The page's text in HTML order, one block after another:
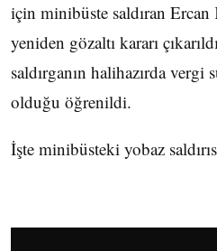
için minibüste saldıran Ercan
yeniden gözaltı kararı
saldırganın halihazırda vergi
olduğu öğrenildi.
İşte minibüsteki yobaz